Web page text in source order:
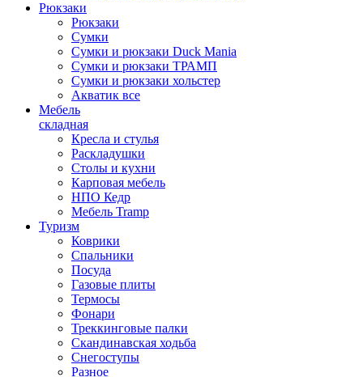
Рюкзаки
Рюкзаки
Сумки
Сумки и рюкзаки Duck Mania
Сумки и рюкзаки ТРАМП
Сумки и рюкзаки хольстер
Акватик все
Мебель
складная
Кресла и стулья
Раскладушки
Столы и кухни
Карповая мебель
НПО Кедр
Мебель Tramp
Туризм
Коврики
Спальники
Посуда
Газовые плиты
Термосы
Фонари
Треккинговые палки
Скандинавская ходьба
Снегоступы
Разное